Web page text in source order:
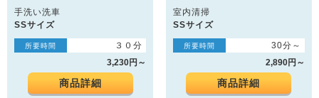
手洗い洗車
SSサイズ
所要時間
３０分
3,230円～
商品詳細
室内清掃
SSサイズ
所要時間
30分～
2,890円～
商品詳細